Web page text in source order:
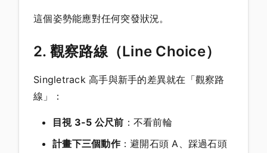
這個姿勢能應對任何突發狀況。
2. 觀察路線（Line Choice）
Singletrack 高手與新手的差異就在「觀察路
線」：
目視 3-5 公尺前 ：不看前輪
計畫下三個動作：避開石頭 A、踩過石頭